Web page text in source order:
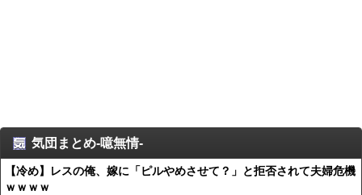
気団まとめ-噫無情-
【冷め】レスの俺、嫁に「ピルやめさせて？」と拒否されて夫婦危機
ｗｗｗｗ